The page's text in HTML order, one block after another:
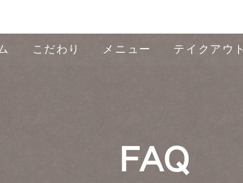
こだわり メニュー テイクアウト
FAQ